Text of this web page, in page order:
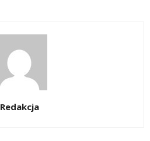
Redakcja